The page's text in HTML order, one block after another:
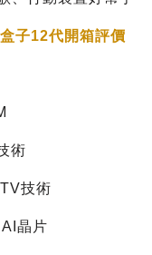
子12代開箱評價
術
技術
晶片